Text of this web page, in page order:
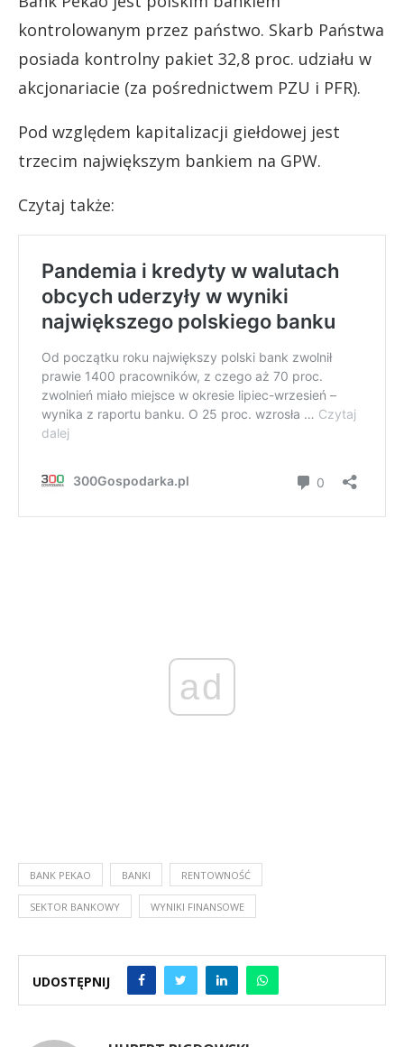
kontrolowanym przez państwo. Skarb Państwa
posiada kontrolny pakiet 32,8 proc. udziału w
akcjonariacie (za pośrednictwem PZU i PFR).
Pod względem kapitalizacji giełdowej jest
trzecim największym bankiem na GPW.
Czytaj także:
ad
BANK PEKAO BANKI RENTOWNOŚĆ
SEKTOR BANKOWY WYNIKI FINANSOWE
UDOSTĘPNIJ